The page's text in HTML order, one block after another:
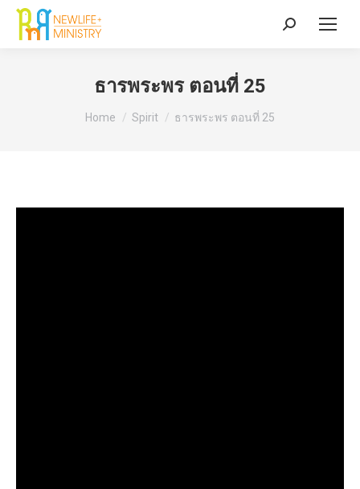
Search:
ธารพระพร ตอนที่ 25
You are here:
Home Spirit ธารพระพร ตอนที่ 25